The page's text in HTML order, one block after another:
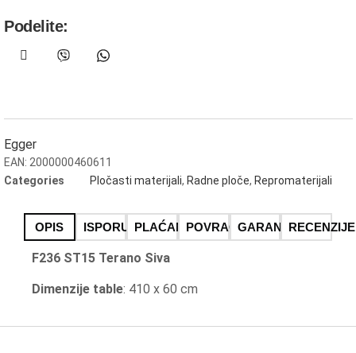
Podelite:
Egger
EAN: 2000000460611
Categories
Pločasti materijali, Radne ploče, Repromaterijali
OPIS ISPORUKAPLAĆANJEPOVRACAJ ROBE
GARANCIJARECENZIJE
F236 ST15 Terano Siva
Dimenzije table: 410 x 60 cm